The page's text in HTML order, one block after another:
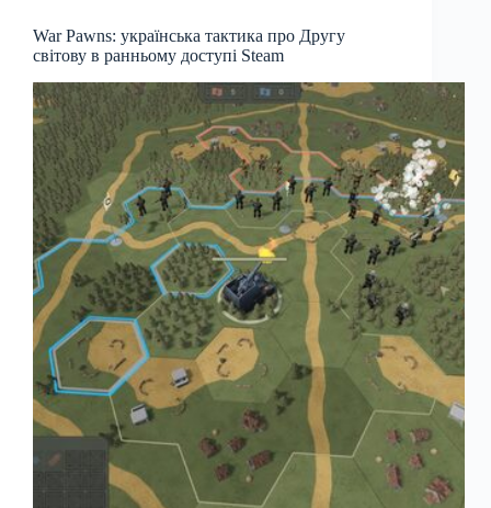
War Pawns: українська тактика про Другу
світову в ранньому доступі Steam